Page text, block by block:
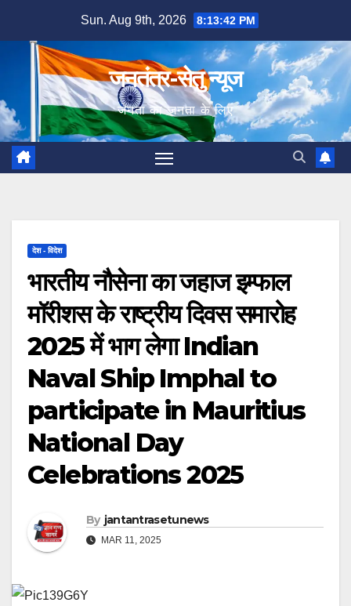
content
Sun. Aug 9th, 2026 8:13:43 PM
जनतंत्र-सेतु न्यूज
जनता का जनता के लिए
देश - विदेश
भारतीय नौसेना का जहाज इम्फाल
मॉरीशस के राष्ट्रीय दिवस समारोह
2025 में भाग लेगा Indian
Naval Ship Imphal to
participate in Mauritius
National Day
Celebrations 2025
By jantantrasetunews
MAR 11, 2025